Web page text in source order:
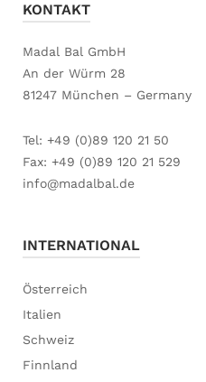
KONTAKT
Madal Bal GmbH
An der Würm 28
81247 München – Germany
Tel: +49 (0)89 120 21 50
Fax: +49 (0)89 120 21 529
info@madalbal.de
INTERNATIONAL
Österreich
Italien
Schweiz
Finnland